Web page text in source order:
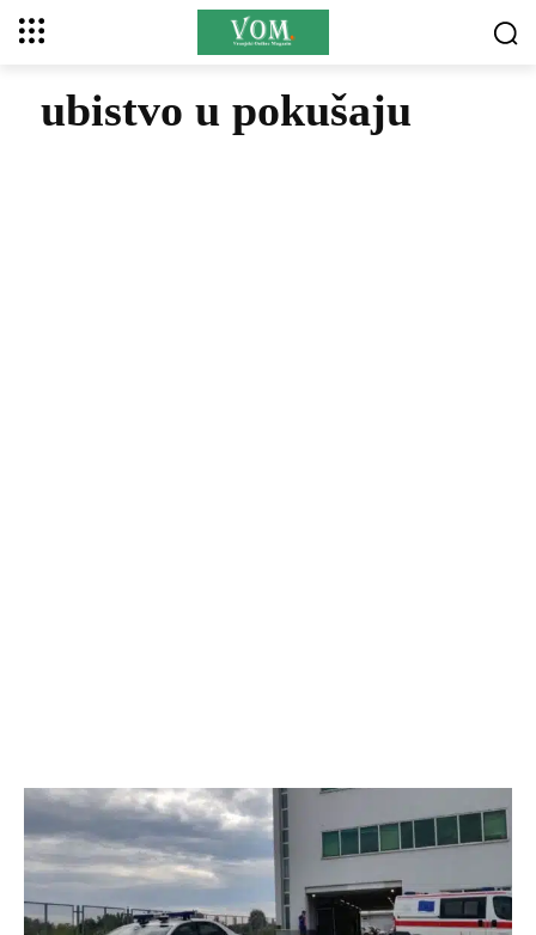
ubistvo u pokušaju